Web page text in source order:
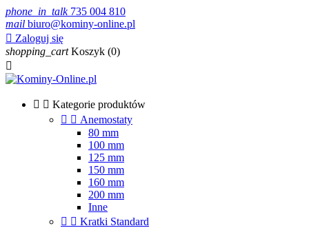
phone_in_talk735 004 810
mail biuro@kominy-online.pl
 Zaloguj się
shopping_cart Koszyk (0)

  Kategorie produktów
  Anemostaty
80 mm
100 mm
125 mm
150 mm
160 mm
200 mm
Inne
  Kratki Standard